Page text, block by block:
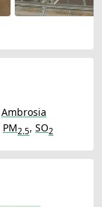
Ambrosia
PM2.5, SO2